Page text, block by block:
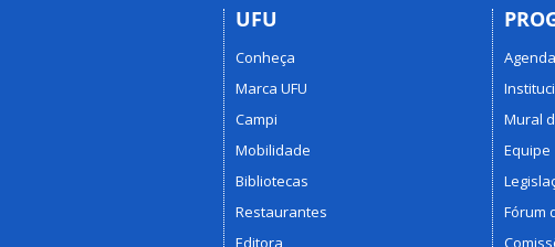
UFU
Conheça
Marca UFU
Campi
Mobilidade
Bibliotecas
Restaurantes
Editora
Mural
Equipe
Fórum